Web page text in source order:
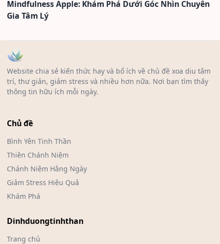
Mindfulness Apple: Khám Phá Dưới Góc Nhìn Chuyên
Gia Tâm Lý
Website chia sẻ kiến thức hay và bổ ích về chủ đề xoa dịu tâm
trí, thư giản, giảm stress và nhiều hơn nữa. Nơi bạn tìm thấy
thông tin hữu ích mỗi ngày.
Chủ đề
Bình Yên Tinh Thần
Thiền Chánh Niệm
Chánh Niệm Hằng Ngày
Giảm Stress Hiệu Quả
Khám Phá
Dinhduongtinhthan
Trang chủ